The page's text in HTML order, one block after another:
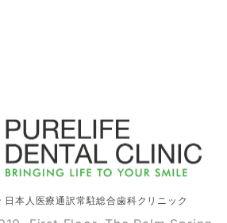
日本人医療通訳常駐総合歯科クリニック